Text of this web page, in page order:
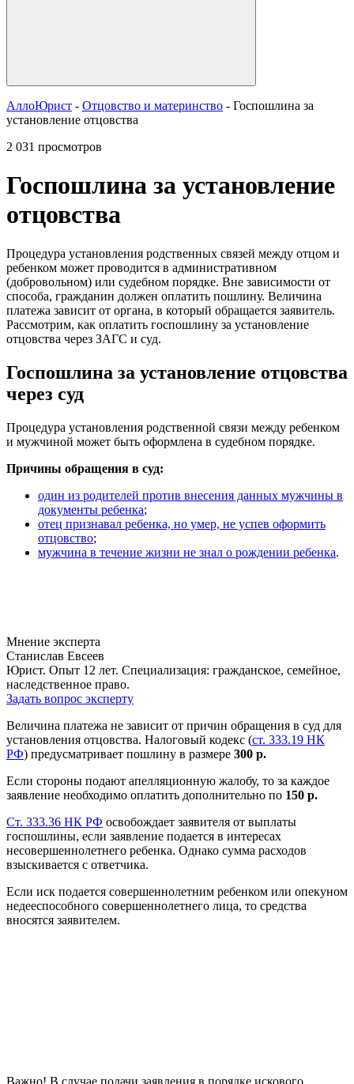
АллоЮрист - Отцовство и материнство - Госпошлина за
установление отцовства
2 031 просмотров
Госпошлина за установление
отцовства
Процедура установления родственных связей между отцом и
ребенком может проводится в административном
(добровольном) или судебном порядке. Вне зависимости от
способа, гражданин должен оплатить пошлину. Величина
платежа зависит от органа, в который обращается заявитель.
Рассмотрим, как оплатить госпошлину за установление
отцовства через ЗАГС и суд.
Госпошлина за установление отцовства
через суд
Процедура установления родственной связи между ребенком
и мужчиной может быть оформлена в судебном порядке.
Причины обращения в суд:
один из родителей против внесения данных мужчины в
документы ребенка;
отец признавал ребенка, но умер, не успев оформить
отцовство;
мужчина в течение жизни не знал о рождении ребенка.
Мнение эксперта
Станислав Евсеев
Юрист. Опыт 12 лет. Специализация: гражданское, семейное,
наследственное право.
Задать вопрос эксперту
Величина платежа не зависит от причин обращения в суд для
установления отцовства. Налоговый кодекс (ст. 333.19 НК
РФ) предусматривает пошлину в размере 300 р.
Если стороны подают апелляционную жалобу, то за каждое
заявление необходимо оплатить дополнительно по 150 р.
Ст. 333.36 НК РФ освобождает заявителя от выплаты
госпошлины, если заявление подается в интересах
несовершеннолетнего ребенка. Однако сумма расходов
взыскивается с ответчика.
Если иск подается совершеннолетним ребенком или опекуном
недееспособного совершеннолетнего лица, то средства
вносятся заявителем.
Важно! В случае подачи заявления в порядке искового